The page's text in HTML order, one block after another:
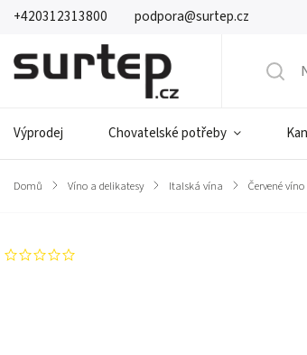
+420312313800 podpora@surtep.cz
Výprodej Chovatelské potřeby
Domů / Víno a delikatesy / Italská vína / Červené víno